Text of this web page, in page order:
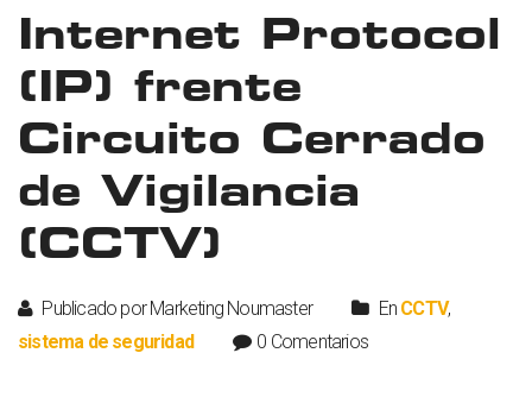
Internet Protocol
(IP) frente
Circuito Cerrado
de Vigilancia
(CCTV)
Publicado por Marketing Noumaster En CCTV,
sistema de seguridad
0 Comentarios